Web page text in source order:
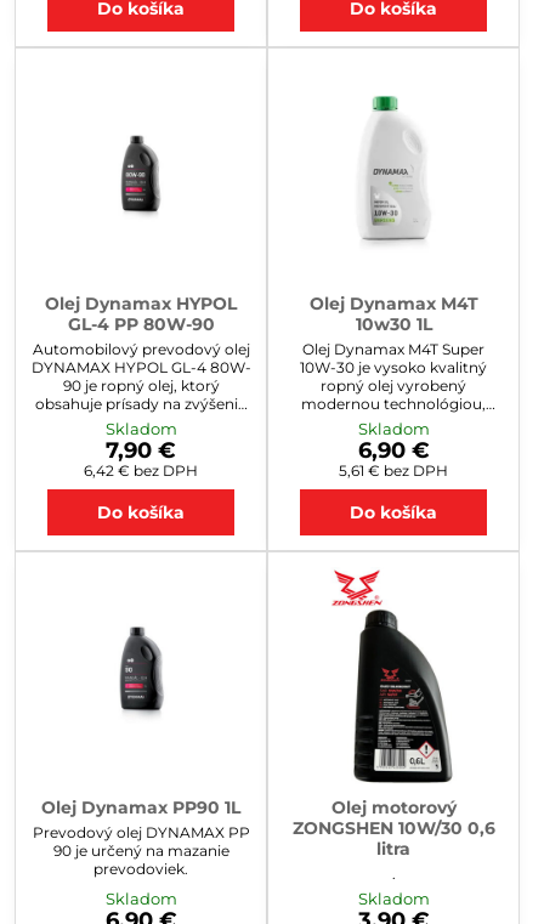
Do košíka
sťažených pracovných
Do košíka
Olej Dynamax HYPOL
GL-4 PP 80W-90
Automobilový prevodový olej
DYNAMAX HYPOL GL-4 80W-
90 je ropný olej, ktorý
obsahuje prísady na zvýšenie
únosnosti mazacieho filmu.
Minerálny olej s veľmi dobrými
vlastnosťami: mazacími,
protikoróznymi,
antioxidačnými a
protipeniacimi.Prevodový olej
90 je určený na mazanie
Skladom
7,90 €
6,42 € bez DPH
Do košíka
Olej Dynamax M4T
10w30 1L
Olej Dynamax M4T Super
10W-30 je vysoko kvalitný
ropný olej vyrobený
modernou technológiou,
obsahujúci vysoko
obsahujúce prísady. Vytvára
trvalý mazací film odolný voči
mechanickému zaťaženiu aj
pri vysokých teplotách. Má
veľmi dobrú odolnosť voči
zabraňuje tvorbe usadenín. Je
plne miešateľný s ostatnými
olejmi rovnakej kvality a
viskozity. Je určený pre...
Skladom
6,90 €
5,61 € bez DPH
Do košíka
Olej Dynamax PP90 1L
Prevodový olej DYNAMAX PP
90 je určený na mazanie
prevodoviek.
Skladom
Olej motorový
ZONGSHEN 10W/30 0,6
litra
.
Skladom